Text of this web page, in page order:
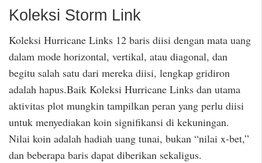
Koleksi Storm Link
Koleksi Hurricane Links 12 baris diisi dengan mata uang
dalam mode horizontal, vertikal, atau diagonal, dan
begitu salah satu dari mereka diisi, lengkap gridiron
adalah hapus.Baik Koleksi Hurricane Links dan utama
aktivitas plot mungkin tampilkan peran yang perlu diisi
untuk menyediakan koin signifikansi di kekuningan.
Nilai koin adalah hadiah uang tunai, bukan “nilai x-bet,”
dan beberapa baris dapat diberikan sekaligus.